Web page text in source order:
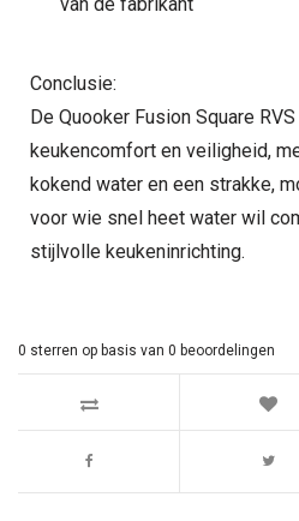
Conclusie:
De Quooker Fusion Square
keukencomfort en veiligheid,
kokend water en een strakke,
voor wie snel heet water wil
stijlvolle keukeninrichting.
0 sterren op basis van 0 beoordelingen